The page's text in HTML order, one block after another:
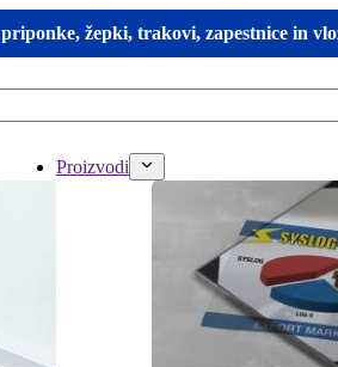
priponke, žepki, trakovi, zapestnice in
Proizvodi